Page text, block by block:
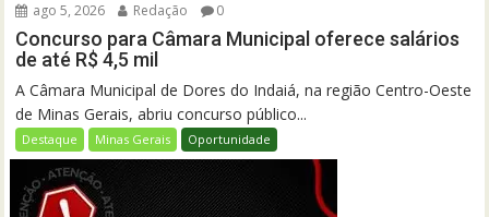
ago 5, 2026 Redação 0
Concurso para Câmara Municipal oferece salários
de até R$ 4,5 mil
A Câmara Municipal de Dores do Indaiá, na região Centro-Oeste
de Minas Gerais, abriu concurso público...
Destaque Minas Gerais Oportunidade